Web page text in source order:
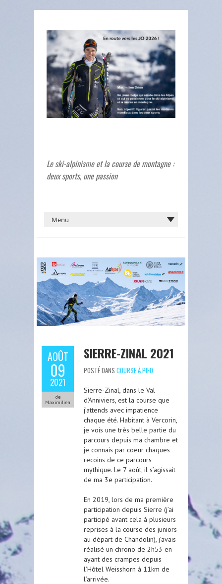
Le ski-alpinisme et la course de montagne :
deux sports, une passion
AOÛT
09
2021
de
Maximilien
SIERRE-ZINAL 2021
POSTÉ DANS COURSE À PIED
Sierre-Zinal, dans le Val
d’Anniviers, est la course que
j’attends avec impatience
chaque été. Habitant à Vercorin,
je vois une très belle partie du
parcours depuis ma chambre et
je connais par coeur chaques
recoins de ce parcours
mythique. Le 7 août, il s’agissait
de ma 3e participation.
En 2019, lors de ma première
participation depuis Sierre (j’ai
participé avant cela à plusieurs
reprises à la course des juniors
au départ de Chandolin), j’avais
réalisé un chrono de 2h53 en
ayant des crampes depuis
l’Hôtel Weisshorn à 11km de
l’arrivée.